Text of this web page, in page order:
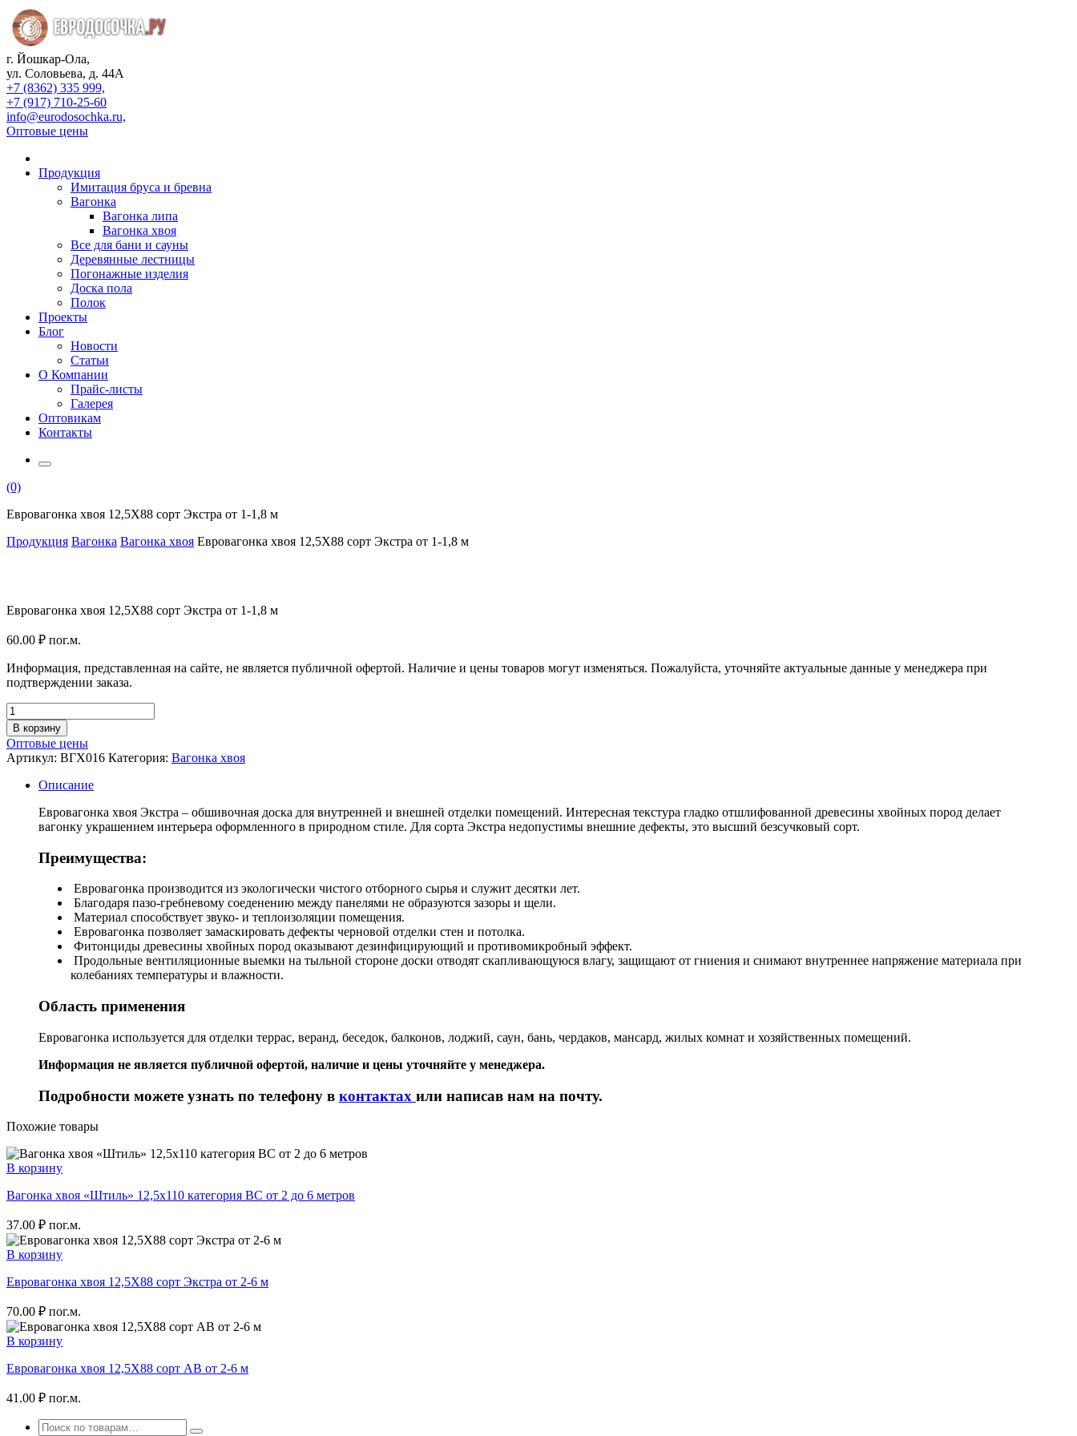
г. Йошкар-Ола,
ул. Соловьева, д. 44А
+7 (8362) 335 999,
+7 (917) 710-25-60
info@eurodosochka.ru,
Оптовые цены
Продукция
Имитация бруса и бревна
Вагонка
Вагонка липа
Вагонка хвоя
Все для бани и сауны
Деревянные лестницы
Погонажные изделия
Доска пола
Полок
Проекты
Блог
Новости
Статьи
О Компании
Прайс-листы
Галерея
Оптовикам
Контакты
(0)
Евровагонка хвоя 12,5Х88 сорт Экстра от 1-1,8 м
Продукция Вагонка Вагонка хвоя Евровагонка хвоя 12,5Х88 сорт Экстра от 1-1,8 м
Евровагонка хвоя 12,5Х88 сорт Экстра от 1-1,8 м
60.00 ₽ пог.м.
Информация, представленная на сайте, не является публичной офертой. Наличие и цены товаров могут изменяться. Пожалуйста, уточняйте актуальные данные у менеджера при
подтверждении заказа.
В корзину
Оптовые цены
Артикул: ВГХ016 Категория: Вагонка хвоя
Описание
Евровагонка хвоя Экстра – обшивочная доска для внутренней и внешней отделки помещений. Интересная текстура гладко отшлифованной древесины хвойных пород делает
вагонку украшением интерьера оформленного в природном стиле. Для сорта Экстра недопустимы внешние дефекты, это высший безсучковый сорт.
Преимущества:
Евровагонка производится из экологически чистого отборного сырья и служит десятки лет.
Благодаря пазо-гребневому соеденению между панелями не образуются зазоры и щели.
Материал способствует звуко- и теплоизоляции помещения.
Евровагонка позволяет замаскировать дефекты черновой отделки стен и потолка.
Фитонциды древесины хвойных пород оказывают дезинфицирующий и противомикробный эффект.
Продольные вентиляционные выемки на тыльной стороне доски отводят скапливающуюся влагу, защищают от гниения и снимают внутреннее напряжение материала при
колебаниях температуры и влажности.
Область применения
Евровагонка используется для отделки террас, веранд, беседок, балконов, лоджий, саун, бань, чердаков, мансард, жилых комнат и хозяйственных помещений.
Информация не является публичной офертой, наличие и цены уточняйте у менеджера.
Подробности можете узнать по телефону в контактах или написав нам на почту.
Похожие товары
В корзину
Вагонка хвоя «Штиль» 12,5х110 категория ВС от 2 до 6 метров
37.00 ₽ пог.м.
В корзину
Евровагонка хвоя 12,5Х88 сорт Экстра от 2-6 м
70.00 ₽ пог.м.
В корзину
Евровагонка хвоя 12,5Х88 сорт АВ от 2-6 м
41.00 ₽ пог.м.